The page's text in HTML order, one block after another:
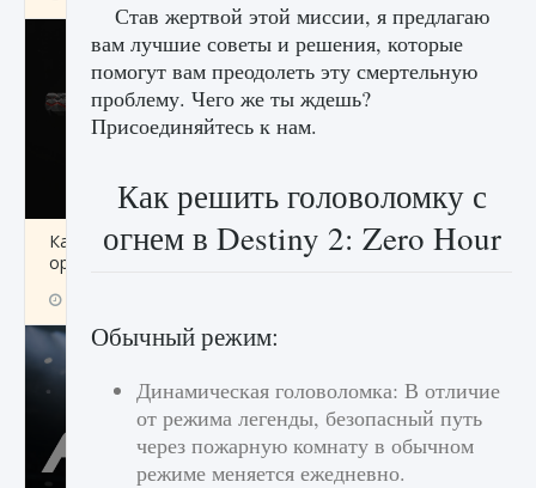
Как разблокировать чертеж счастливого
оружия в MW3 и Warzone
Став жертвой этой миссии, я предлагаю
вам лучшие советы и решения, которые
помогут вам преодолеть эту смертельную
проблему. Чего же ты ждешь?
Присоединяйтесь к нам.
Как решить головоломку с
огнем в Destiny 2: Zero Hour
Обычный режим:
Динамическая головоломка: В отличие
от режима легенды, безопасный путь
через пожарную комнату в обычном
режиме меняется ежедневно.